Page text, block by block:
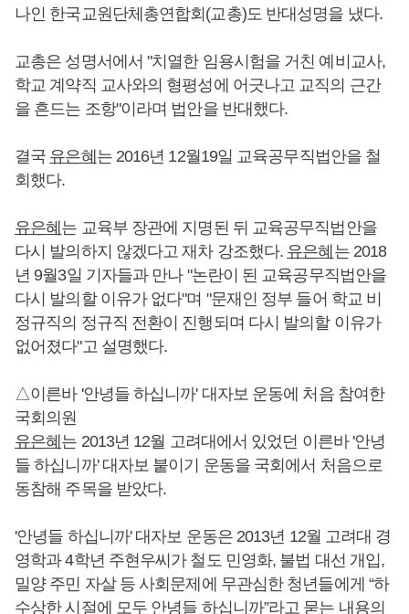
나인 한국교원단체총연합회(교총)도 반대성명을 냈다.
교총은 성명서에서 "치열한 임용시험을 거친 예비교사,
학교 계약직 교사와의 형평성에 어긋나고 교직의 근간
을 흔드는 조항"이라며 법안을 반대했다.
결국 유은혜는 2016년 12월19일 교육공무직법안을 철
회했다.
유은혜는 교육부 장관에 지명된 뒤 교육공무직법안을
다시 발의하지 않겠다고 재차 강조했다. 유은혜는 2018
년 9월3일 기자들과 만나 "논란이 된 교육공무직법안을
다시 발의할 이유가 없다"며 "문재인 정부 들어 학교 비
정규직의 정규직 전환이 진행되며 다시 발의할 이유가
없어졌다"고 설명했다.
△이른바 '안녕들 하십니까' 대자보 운동에 처음 참여한
국회의원
유은혜는 2013년 12월 고려대에서 있었던 이른바 '안녕
들 하십니까' 대자보 붙이기 운동을 국회에서 처음으로
동참해 주목을 받았다.
'안녕들 하십니까' 대자보 운동은 2013년 12월 고려대 경
영학과 4학년 주현우씨가 철도 민영화, 불법 대선 개입,
밀양 주민 자살 등 사회문제에 무관심한 청년들에게 “하
수상한 시절에 모두 안녕들 하십니까”라고 묻는 내용의